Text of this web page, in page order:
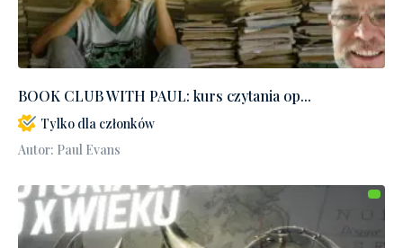
BOOK CLUB WITH PAUL: kurs czytania op...
Tylko dla członków
Autor: Paul Evans